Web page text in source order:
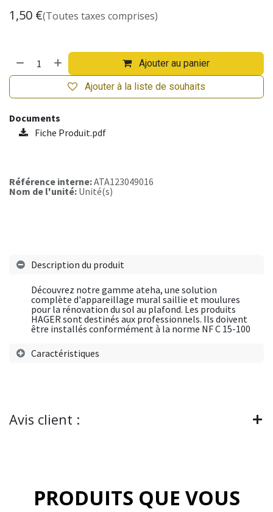
1,50 €(Toutes taxes comprises)
Ajouter au panier
Ajouter à la liste de souhaits
Documents
Fiche Produit.pdf
Référence interne:ATA123049016
Nom de l'unité: Unité(s)
Description du produit
Découvrez notre gamme ateha, une solution
complète d'appareillage mural saillie et moulures
pour la rénovation du sol au plafond. Les produits
HAGER sont destinés aux professionnels. Ils doivent
être installés conformément à la norme NF C 15-100
Caractéristiques
Avis client :
PRODUITS QUE VOUS